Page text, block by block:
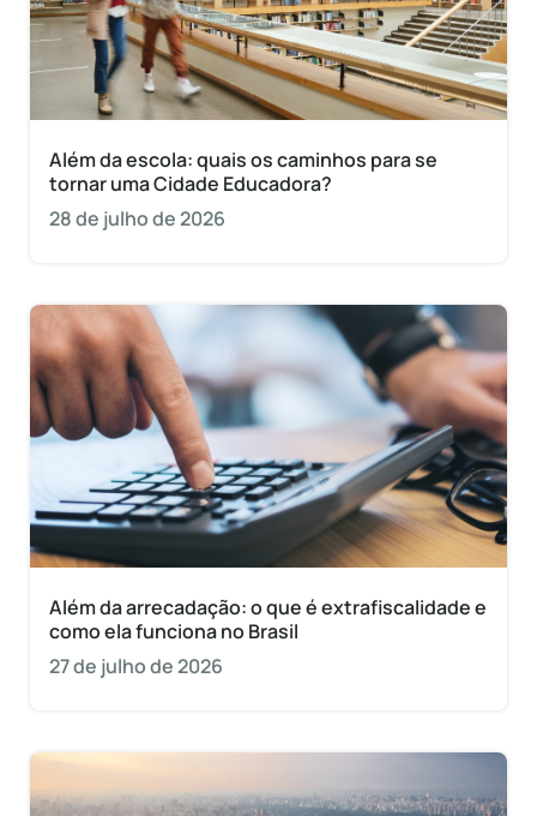
Além da escola: quais os caminhos para se
tornar uma Cidade Educadora?
28 de julho de 2026
Além da arrecadação: o que é extrafiscalidade e
como ela funciona no Brasil
27 de julho de 2026